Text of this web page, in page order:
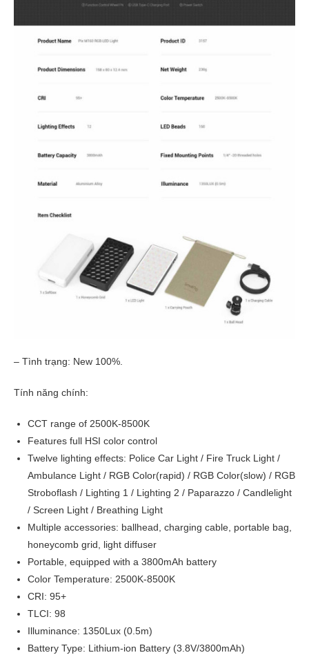
– Tình trạng: New 100%.
Tính năng chính:
CCT range of 2500K-8500K
Features full HSI color control
Twelve lighting effects: Police Car Light / Fire Truck Light /
Ambulance Light / RGB Color(rapid) / RGB Color(slow) / RGB
Stroboflash / Lighting 1 / Lighting 2 / Paparazzo / Candlelight
/ Screen Light / Breathing Light
Multiple accessories: ballhead, charging cable, portable bag,
honeycomb grid, light diffuser
Portable, equipped with a 3800mAh battery
Color Temperature: 2500K-8500K
CRI: 95+
TLCI: 98
Illuminance: 1350Lux (0.5m)
Battery Type: Lithium-ion Battery (3.8V/3800mAh)